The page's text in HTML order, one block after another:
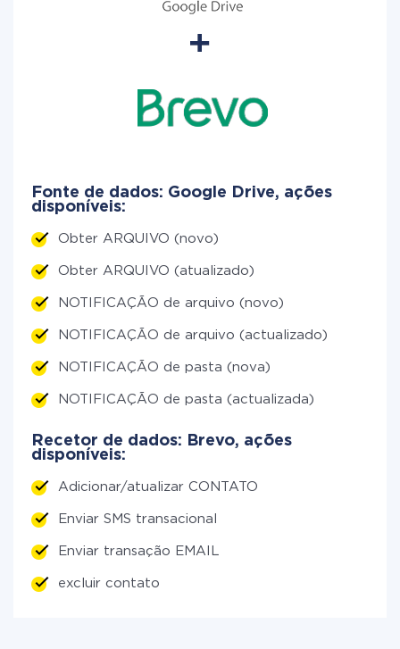
Fonte de dados: Google Drive, ações
disponíveis:
Obter ARQUIVO (novo)
Obter ARQUIVO (atualizado)
NOTIFICAÇÃO de arquivo (novo)
NOTIFICAÇÃO de arquivo (actualizado)
NOTIFICAÇÃO de pasta (nova)
NOTIFICAÇÃO de pasta (actualizada)
Recetor de dados: Brevo, ações
disponíveis:
Adicionar/atualizar CONTATO
Enviar SMS transacional
Enviar transação EMAIL
excluir contato